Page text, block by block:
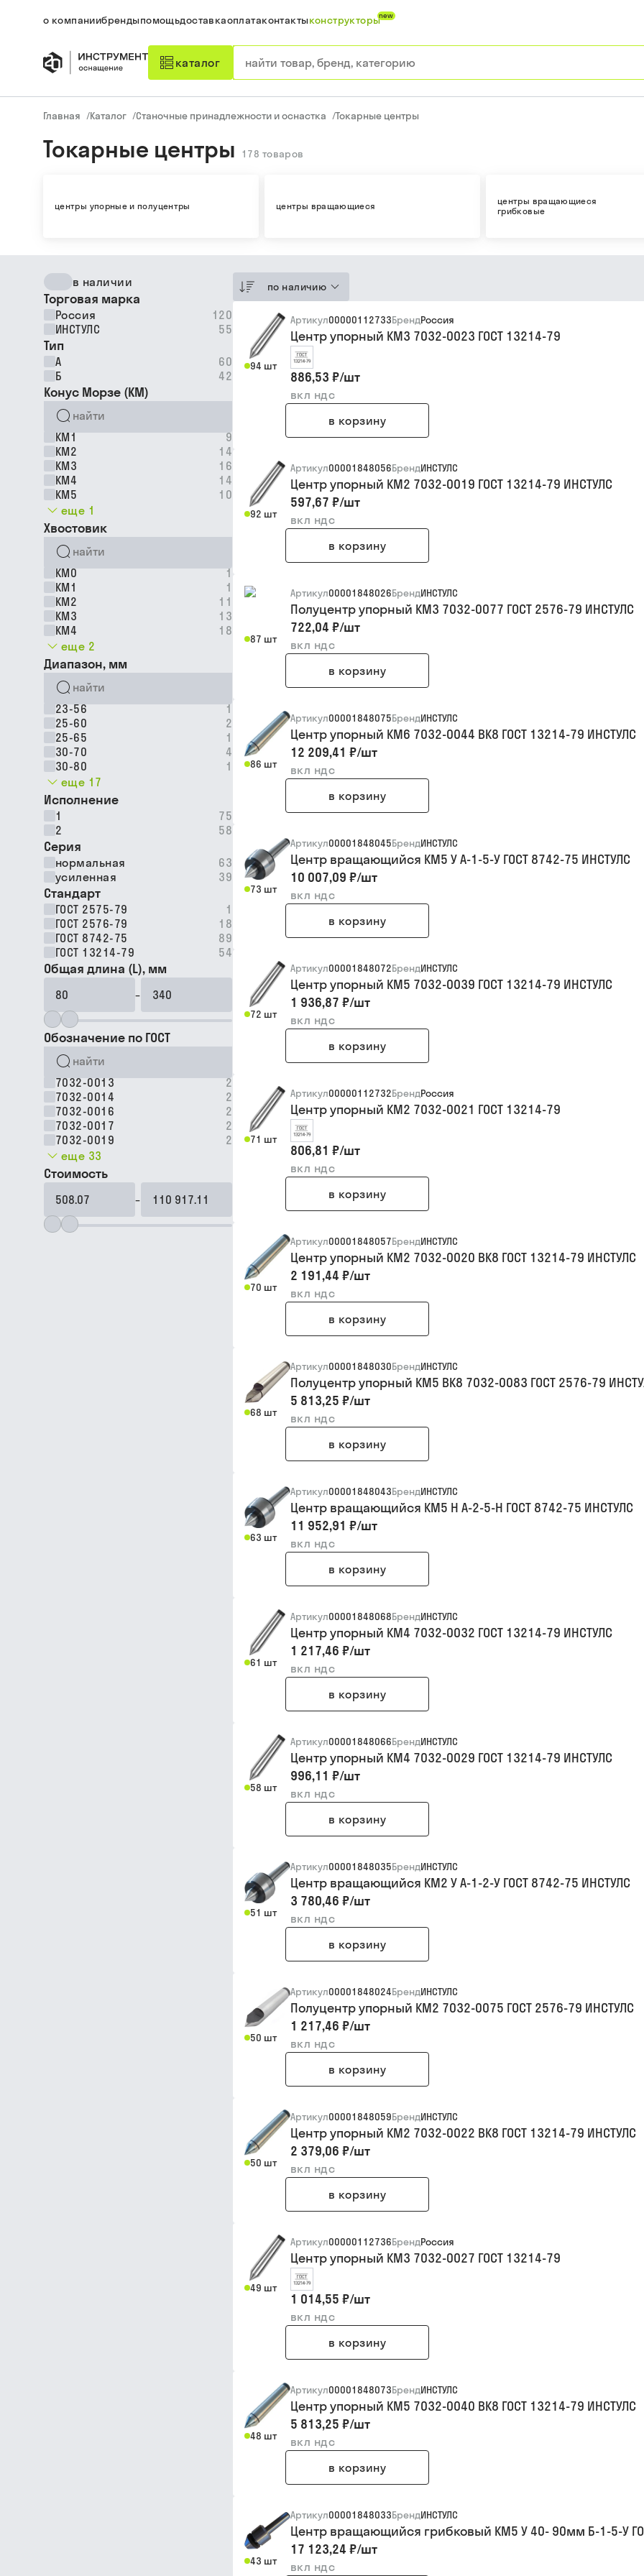
о компаниибрендыпомощьдоставкаоплатаконтактыконструкторыnew
каталог
Главная /Каталог /Станочные принадлежности и оснастка /Токарные центры
Токарные центры 178 товаров
центры упорные и полуцентры центры вращающиеся
центры вращающиеся
грибковые
в наличии
Торговая марка
Россия
120
ИНСТУЛС
55
Тип
А
60
Б
42
Конус Морзе (КМ)
КМ1
9
КМ2
14
КМ3
16
КМ4
14
КМ5
10
еще 1
Хвостовик
КМ0
1
КМ1
1
КМ2
11
КМ3
13
КМ4
18
еще 2
Диапазон, мм
23-56
1
25-60
2
25-65
1
30-70
4
30-80
1
еще 17
Исполнение
1
75
2
58
Серия
нормальная
63
усиленная
39
Стандарт
ГОСТ 2575-79
1
ГОСТ 2576-79
18
ГОСТ 8742-75
89
ГОСТ 13214-79
54
Общая длина (L), мм
–
Обозначение по ГОСТ
7032-0013
2
7032-0014
2
7032-0016
2
7032-0017
2
7032-0019
2
еще 33
Стоимость
–
по наличию
94 шт
Артикул00000112733БрендРоссия
Центр упорный КМ3 7032-0023 ГОСТ 13214-79
886,53 ₽/шт
вкл ндс
в корзину
92 шт
Артикул00001848056БрендИНСТУЛС
Центр упорный КМ2 7032-0019 ГОСТ 13214-79 ИНСТУЛС
597,67 ₽/шт
вкл ндс
в корзину
87 шт
Артикул00001848026БрендИНСТУЛС
Полуцентр упорный КМ3 7032-0077 ГОСТ 2576-79 ИНСТУЛС
722,04 ₽/шт
вкл ндс
в корзину
86 шт
Артикул00001848075БрендИНСТУЛС
Центр упорный КМ6 7032-0044 ВК8 ГОСТ 13214-79 ИНСТУЛС
12 209,41 ₽/шт
вкл ндс
в корзину
73 шт
Артикул00001848045БрендИНСТУЛС
Центр вращающийся КМ5 У А-1-5-У ГОСТ 8742-75 ИНСТУЛС
10 007,09 ₽/шт
вкл ндс
в корзину
72 шт
Артикул00001848072БрендИНСТУЛС
Центр упорный КМ5 7032-0039 ГОСТ 13214-79 ИНСТУЛС
1 936,87 ₽/шт
вкл ндс
в корзину
71 шт
Артикул00000112732БрендРоссия
Центр упорный КМ2 7032-0021 ГОСТ 13214-79
806,81 ₽/шт
вкл ндс
в корзину
70 шт
Артикул00001848057БрендИНСТУЛС
Центр упорный КМ2 7032-0020 ВК8 ГОСТ 13214-79 ИНСТУЛС
2 191,44 ₽/шт
вкл ндс
в корзину
68 шт
Артикул00001848030БрендИНСТУЛС
Полуцентр упорный КМ5 ВК8 7032-0083 ГОСТ 2576-79
5 813,25 ₽/шт
вкл ндс
в корзину
63 шт
Артикул00001848043БрендИНСТУЛС
Центр вращающийся КМ5 Н А-2-5-Н ГОСТ 8742-75 ИНСТУЛС
11 952,91 ₽/шт
вкл ндс
в корзину
61 шт
Артикул00001848068БрендИНСТУЛС
Центр упорный КМ4 7032-0032 ГОСТ 13214-79 ИНСТУЛС
1 217,46 ₽/шт
вкл ндс
в корзину
58 шт
Артикул00001848066БрендИНСТУЛС
Центр упорный КМ4 7032-0029 ГОСТ 13214-79 ИНСТУЛС
996,11 ₽/шт
вкл ндс
в корзину
51 шт
Артикул00001848035БрендИНСТУЛС
Центр вращающийся КМ2 У А-1-2-У ГОСТ 8742-75 ИНСТУЛС
3 780,46 ₽/шт
вкл ндс
в корзину
50 шт
Артикул00001848024БрендИНСТУЛС
Полуцентр упорный КМ2 7032-0075 ГОСТ 2576-79 ИНСТУЛС
1 217,46 ₽/шт
вкл ндс
в корзину
50 шт
Артикул00001848059БрендИНСТУЛС
Центр упорный КМ2 7032-0022 ВК8 ГОСТ 13214-79 ИНСТУЛС
2 379,06 ₽/шт
вкл ндс
в корзину
49 шт
Артикул00000112736БрендРоссия
Центр упорный КМ3 7032-0027 ГОСТ 13214-79
1 014,55 ₽/шт
вкл ндс
в корзину
48 шт
Артикул00001848073БрендИНСТУЛС
Центр упорный КМ5 7032-0040 ВК8 ГОСТ 13214-79 ИНСТУЛС
5 813,25 ₽/шт
вкл ндс
в корзину
43 шт
Артикул00001848033БрендИНСТУЛС
Центр вращающийся грибковый КМ5 У 40- 90мм Б-1-5-У
17 123,24 ₽/шт
вкл ндс